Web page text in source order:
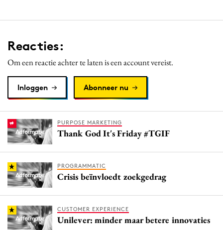
Reacties:
Om een reactie achter te laten is een account vereist.
Inloggen Abonneer nu
PURPOSE MARKETING
Thank God It's Friday #TGIF
PROGRAMMATIC
Crisis beïnvloedt zoekgedrag
CUSTOMER EXPERIENCE
Unilever: minder maar betere innovaties